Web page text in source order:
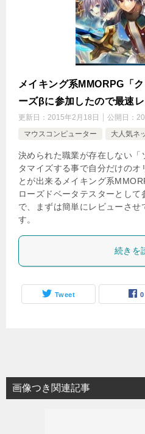
メイキング系MMORPG「
ーズβに参加したので最速レ
更新日： 2015年2月18日 公開日：
マウスコンピューター
大人気ネ
決められた職業が存在しない「
タマイズする事で自分だけのオ
とが出来るメイキング系
ローズドベータテスターとし
で、まずは簡単にレビューさせ
す。
続きを
Tweet 0
画像つき関連記事